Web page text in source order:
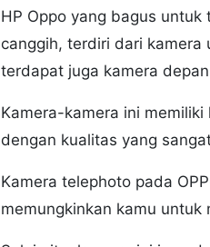
HP Oppo yang bagus
canggih, terdiri dari kamera
terdapat juga kamera
Kamera-kamera ini
dengan kualitas yang
Kamera telephoto pada
memungkinkan kamu